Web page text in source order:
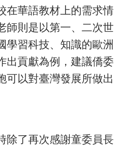
在華語教材上的需求情
師則是以第一、二次世
學習科技、知識的歐洲
出貢獻為例，建議僑委
可以對臺灣發展所做出
除了再次感謝童委員長